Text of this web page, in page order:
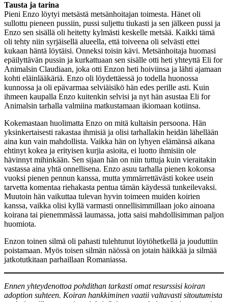
Tausta ja tarina
Pieni Enzo löytyi metsästä metsänhoitajan toimesta. Hänet oli
sullottu pieneen pussiin, pussi suljettu tiukasti ja sen jälkeen pussi ja
Enzo sen sisällä oli heitetty kylmästi keskelle metsää. Kaikki tämä
oli tehty niin syrjäisellä alueella, että toiveena oli selvästi ettei
kukaan häntä löytäisi. Onneksi toisin kävi. Metsänhoitaja huomasi
epäilyttävän pussin ja kurkattuaan sen sisälle otti heti yhteyttä Eli for
Animalsin Claudiaan, joka otti Enzon heti hoiviinsa ja lähti ajamaan
kohti eläinlääkäriä. Enzo oli löydettäessä jo todella huonossa
kunnossa ja oli epävarmaa selviäisikö hän edes perille asti. Kuin
ihmeen kaupalla Enzo kuitenkin selvisi ja nyt hän asustaa Eli for
Animalsin tarhalla valmiina matkustamaan ikiomaan kotiinsa.
Kokemastaan huolimatta Enzo on mitä kultaisin persoona. Hän
yksinkertaisesti rakastaa ihmisiä ja olisi tarhallakin heidän lähellään
aina kun vain mahdollista. Vaikka hän on lyhyen elämänsä aikana
ehtinyt kokea ja erityisen kurjia asioita, ei luotto ihmisiin ole
hävinnyt mihinkään. Sen sijaan hän on niin tuttuja kuin vieraitakin
vastassa aina yhtä onnellisena. Enzo asuu tarhalla pienen kokonsa
vuoksi pienen pennun kanssa, mutta ymmärrettävästi kokee usein
tarvetta komentaa riehakasta pentua tämän käydessä tunkeilevaksi.
Muutoin hän vaikuttaa tulevan hyvin toimeen muiden koirien
kanssa, vaikka olisi kyllä varmasti onnellisimmillaan joko ainoana
koirana tai pienemmässä laumassa, jotta saisi mahdollisimman paljon
huomiota.
Enzon toinen silmä oli pahasti tulehtunut löytöhetkellä ja jouduttiin
poistamaan. Myös toisen silmän näössä on jotain häikkää ja silmää
jatkotutkitaan parhaillaan Romaniassa.
Ennen yhteydenottoa pohdithan tarkasti omat resurssisi koiran
adoption suhteen. Koiran hankkiminen vaatii valtavasti sitoutumista